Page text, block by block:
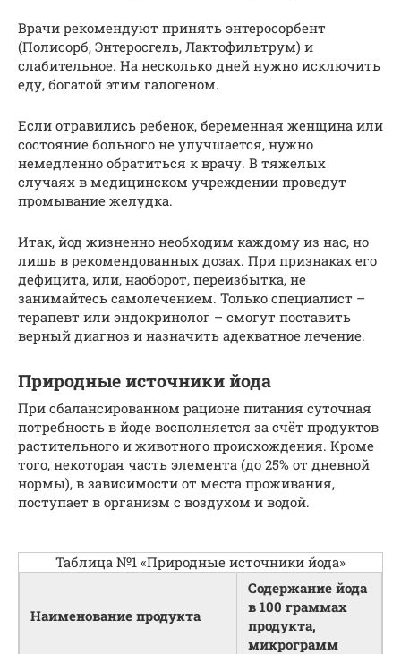
Врачи рекомендуют принять энтеросорбент
(Полисорб, Энтеросгель, Лактофильтрум) и
слабительное. На несколько дней нужно исключить
еду, богатой этим галогеном.
Если отравились ребенок, беременная женщина или
состояние больного не улучшается, нужно
немедленно обратиться к врачу. В тяжелых
случаях в медицинском учреждении проведут
промывание желудка.
Итак, йод жизненно необходим каждому из нас, но
лишь в рекомендованных дозах. При признаках его
дефицита, или, наоборот, переизбытка, не
занимайтесь самолечением. Только специалист –
терапевт или эндокринолог – смогут поставить
верный диагноз и назначить адекватное лечение.
Природные источники йода
При сбалансированном рационе питания суточная
потребность в йоде восполняется за счёт продуктов
растительного и животного происхождения. Кроме
того, некоторая часть элемента (до 25% от дневной
нормы), в зависимости от места проживания,
поступает в организм с воздухом и водой.
Таблица №1 «Природные источники йода»
Наименование продукта
Содержание йода
в 100 граммах
продукта,
микрограмм